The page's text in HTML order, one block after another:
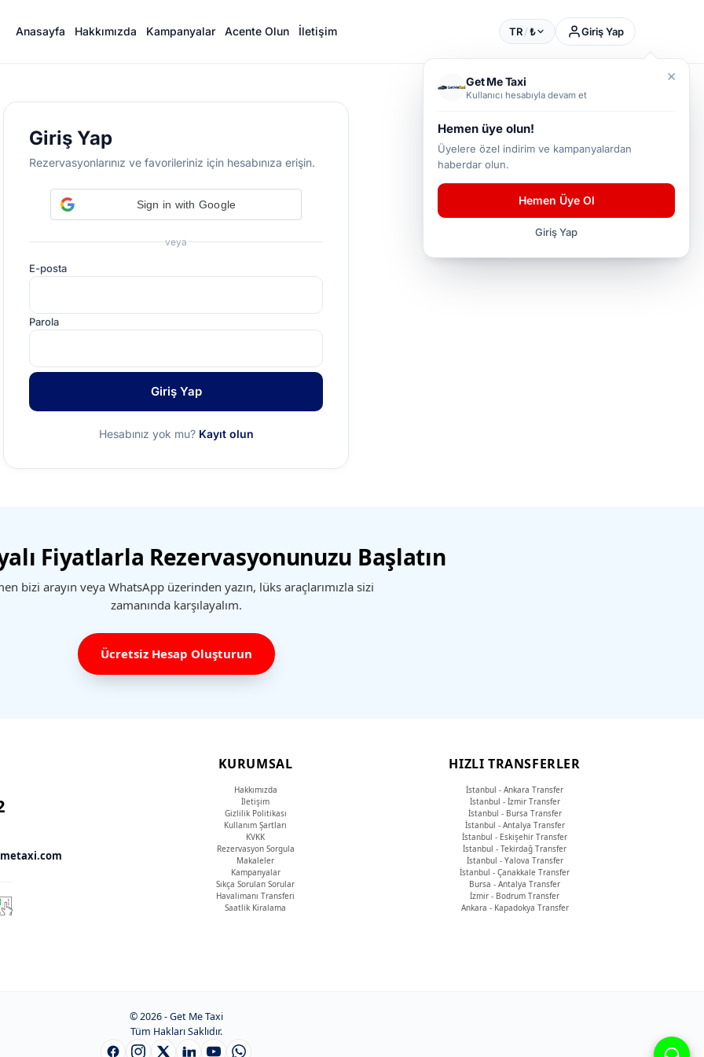
Anasayfa Hakkımızda Kampanyalar Acente Olun İletişim TR/₺ Giriş Yap
Giriş Yap
Rezervasyonlarınız ve favorileriniz için hesabınıza erişin.
Sign in with Google
veya
E-posta
Parola
Giriş Yap
Hesabınız yok mu? Kayıt olun
Fiyatlarla Rezervasyonunuzu Başlatın
bizi arayın veya WhatsApp üzerinden yazın, lüks araçlarımızla sizi
zamanında karşılayalım.
Ücretsiz Hesap Oluşturun
KURUMSAL
Hakkımızda
İletişim
Gizlilik Politikası
Kullanım Şartları
KVKK
Rezervasyon Sorgula
Makaleler
Kampanyalar
Sıkça Sorulan Sorular
Havalimanı Transferi
Saatlik Kiralama
HIZLI TRANSFERLER
İstanbul - Ankara Transfer
İstanbul - İzmir Transfer
İstanbul - Bursa Transfer
İstanbul - Antalya Transfer
İstanbul - Eskişehir Transfer
İstanbul - Tekirdağ Transfer
İstanbul - Yalova Transfer
İstanbul - Çanakkale Transfer
Bursa - Antalya Transfer
İzmir - Bodrum Transfer
Ankara - Kapadokya Transfer
© 2026 - Get Me Taxi
Tüm Hakları Saklıdır.
×
Get Me Taxi
Kullanıcı hesabıyla devam et
Hemen üye olun!
Üyelere özel indirim ve kampanyalardan
haberdar olun.
Hemen Üye Ol
Giriş Yap